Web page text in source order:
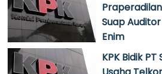
Suap
Enim
KPK Bidik